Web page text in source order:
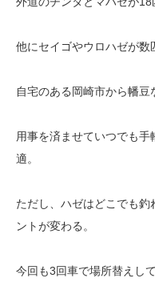
他にセイゴやウロハゼが数
自宅のある岡崎市から幡豆
用事を済ませていつでも
適。
ただし、ハゼはどこでも
ントが変わる。
今回も3回車で場所替えし